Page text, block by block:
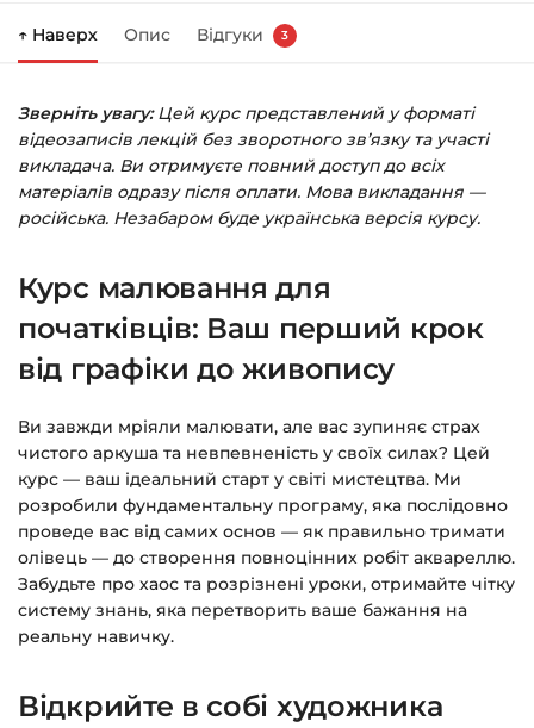
Праворуч з’явиться кошик — натисніть
Заповніть всі поля (пошта та пароль).
Оплатіть зручним способом (більше 8
способів оплати).
Натисніть її — і відкриється сторінка з
курсами.
Додатково посилання на курс прийде вам
Доступ до курсів: без обмежень за часом.
Детальніше про оплату та безпеку — у довідці
>>>
Питання?Пишіть наinfo@siluette.com.uaабо в
чат на сайті.
↑ Наверх Опис Відгуки 3
Зверніть увагу:Цей курс представлений у форматі
відеозаписів лекцій без зворотного зв’язку та участі
викладача. Ви отримуєте повний доступ до всіх
матеріалів одразу після оплати. Мова викладання —
російська. Незабаром буде українська версія курсу.
Курс малювання для
початківців: Ваш перший крок
від графіки до живопису
Ви завжди мріяли малювати, але вас зупиняє страх
чистого аркуша та невпевненість у своїх силах? Цей
курс — ваш ідеальний старт у світі мистецтва. Ми
розробили фундаментальну програму, яка послідовно
проведе вас від самих основ — як правильно тримати
олівець — до створення повноцінних робіт аквареллю.
Забудьте про хаос та розрізнені уроки, отримайте чітку
систему знань, яка перетворить ваше бажання на
реальну навичку.
Відкрийте в собі художника